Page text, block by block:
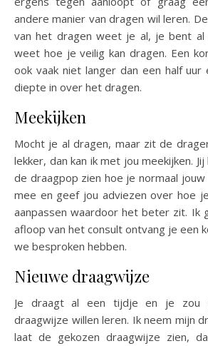
andere manier van dragen wil leren.
van het dragen weet je al, je bent
weet hoe je veilig kan dragen. Een
ook vaak niet langer dan een half
diepte in over het dragen.
Meekijken
Mocht je al dragen, maar zit de
lekker, dan kan ik met jou meekijken.
de draagpop zien hoe je normaal
mee en geef jou adviezen over hoe
aanpassen waardoor het beter zit. Ik
afloop van het consult ontvang je een
we besproken hebben.
Nieuwe draagwijze
Je draagt al een tijdje en je zou
draagwijze willen leren. Ik neem mijn
laat de gekozen draagwijze zien,